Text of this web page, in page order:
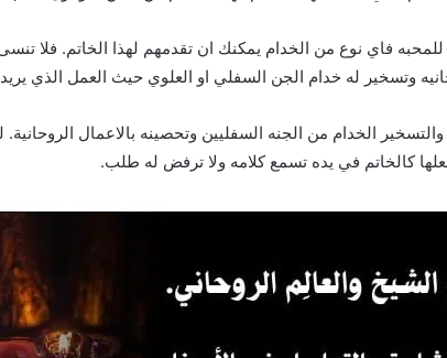
للمحبه فاي نوع من الخدام يمكنك ان تقدمهم لهذا الخاتم. فلا
وتسخير له خدام الجن السفلي او العلوي حيث العمل الذي
الخدام من الجنه السفليين وتحصينه بالاعمال
كالخاتم في يده تسمع كلامه ولا ترفض له طلب.